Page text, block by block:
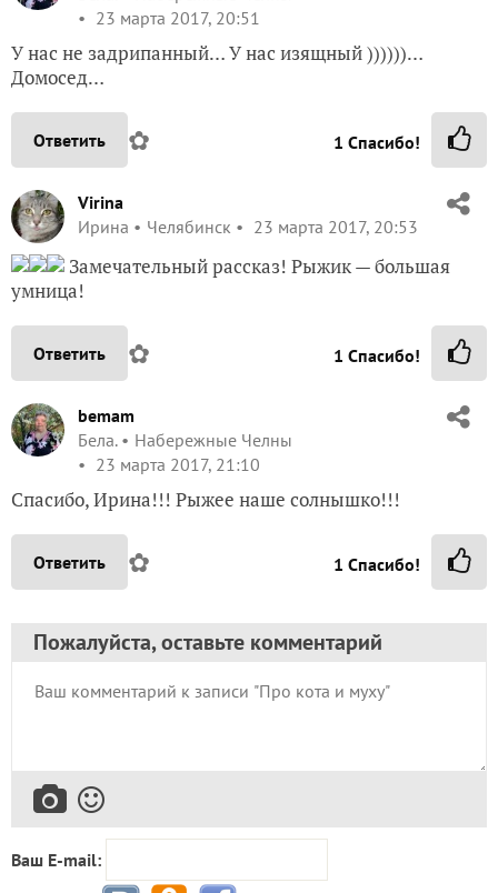
23 марта 2017, 20:51
У нас не задрипанный… У нас изящный ))))))…
Домосед…
Ответить ✿ 1 Спасибо!
Virina
Ирина
Челябинск 23 марта 2017, 20:53
Замечательный рассказ! Рыжик — большая
умница!
Ответить ✿ 1 Спасибо!
bemam
Бела.
Набережные Челны
23 марта 2017, 21:10
Спасибо, Ирина!!! Рыжее наше солнышко!!!
Ответить ✿ 1 Спасибо!
Пожалуйста, оставьте комментарий
Ваш E-mail: